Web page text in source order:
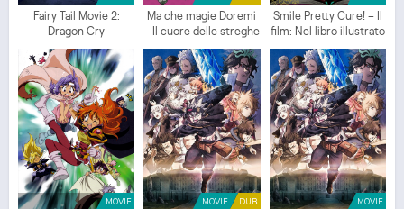
Fairy Tail Movie 2:
Dragon Cry
Ma che magie Doremi
- Il cuore delle streghe
(ITA)
Smile Pretty Cure! – Il
film: Nel libro illustrato
è tutto mescolato!
MOVIE DUB
MOVIE MOVIE